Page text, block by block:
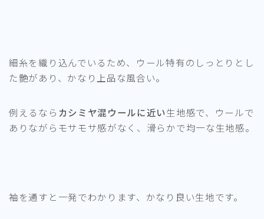
細糸を織り込んでいるため、ウール特有のしっとりとし
た艶があり、かなり上品な風合い。
例えるなら カシミヤ混ウールに近い生地感で、ウールで
ありながらモサモサ感がなく、滑らかで均一な生地感。
袖を通すと一発でわかります、かなり良い生地です。